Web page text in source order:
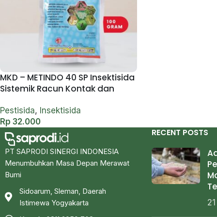
MKD – METINDO 40 SP Insektisida
Sistemik Racun Kontak dan
Pestisida, Insektisida
Rp 32.000
PT SAPRODI SINERGI INDONESIA
Menumbuhkan Masa Depan Merawat
Bumi
Sidoarum, Sleman, Daerah
Istimewa Yogyakarta
RECENT POSTS